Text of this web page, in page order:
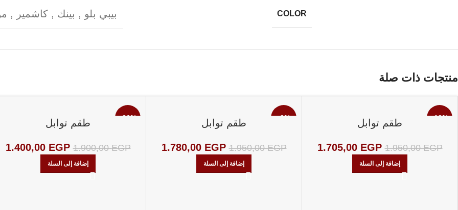
COLOR بيبي بلو , بينك , كاشمير ,
منتجات ذات صلة
-13% طقم توابل
1.950,00EGP
1.705,00 EGP
إضافة إلى السلة
-9% طقم توابل
1.950,00EGP
1.780,00 EGP
إضافة إلى السلة
-26% طقم توابل
1.900,00EGP
1.400,00 EGP
إضافة إلى السلة